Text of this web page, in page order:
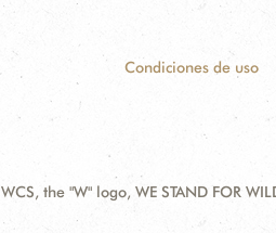
Condiciones de uso
WCS, the "W" logo, WE STAND FOR